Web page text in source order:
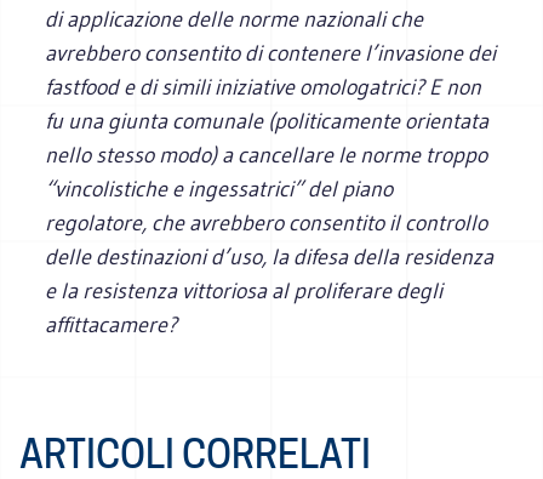
di applicazione delle norme nazionali che
avrebbero consentito di contenere l’invasione dei
fastfood e di simili iniziative omologatrici? E non
fu una giunta comunale (politicamente orientata
nello stesso modo) a cancellare le norme troppo
“vincolistiche e ingessatrici” del piano
regolatore, che avrebbero consentito il controllo
delle destinazioni d’uso, la difesa della residenza
e la resistenza vittoriosa al proliferare degli
affittacamere?
ARTICOLI CORRELATI